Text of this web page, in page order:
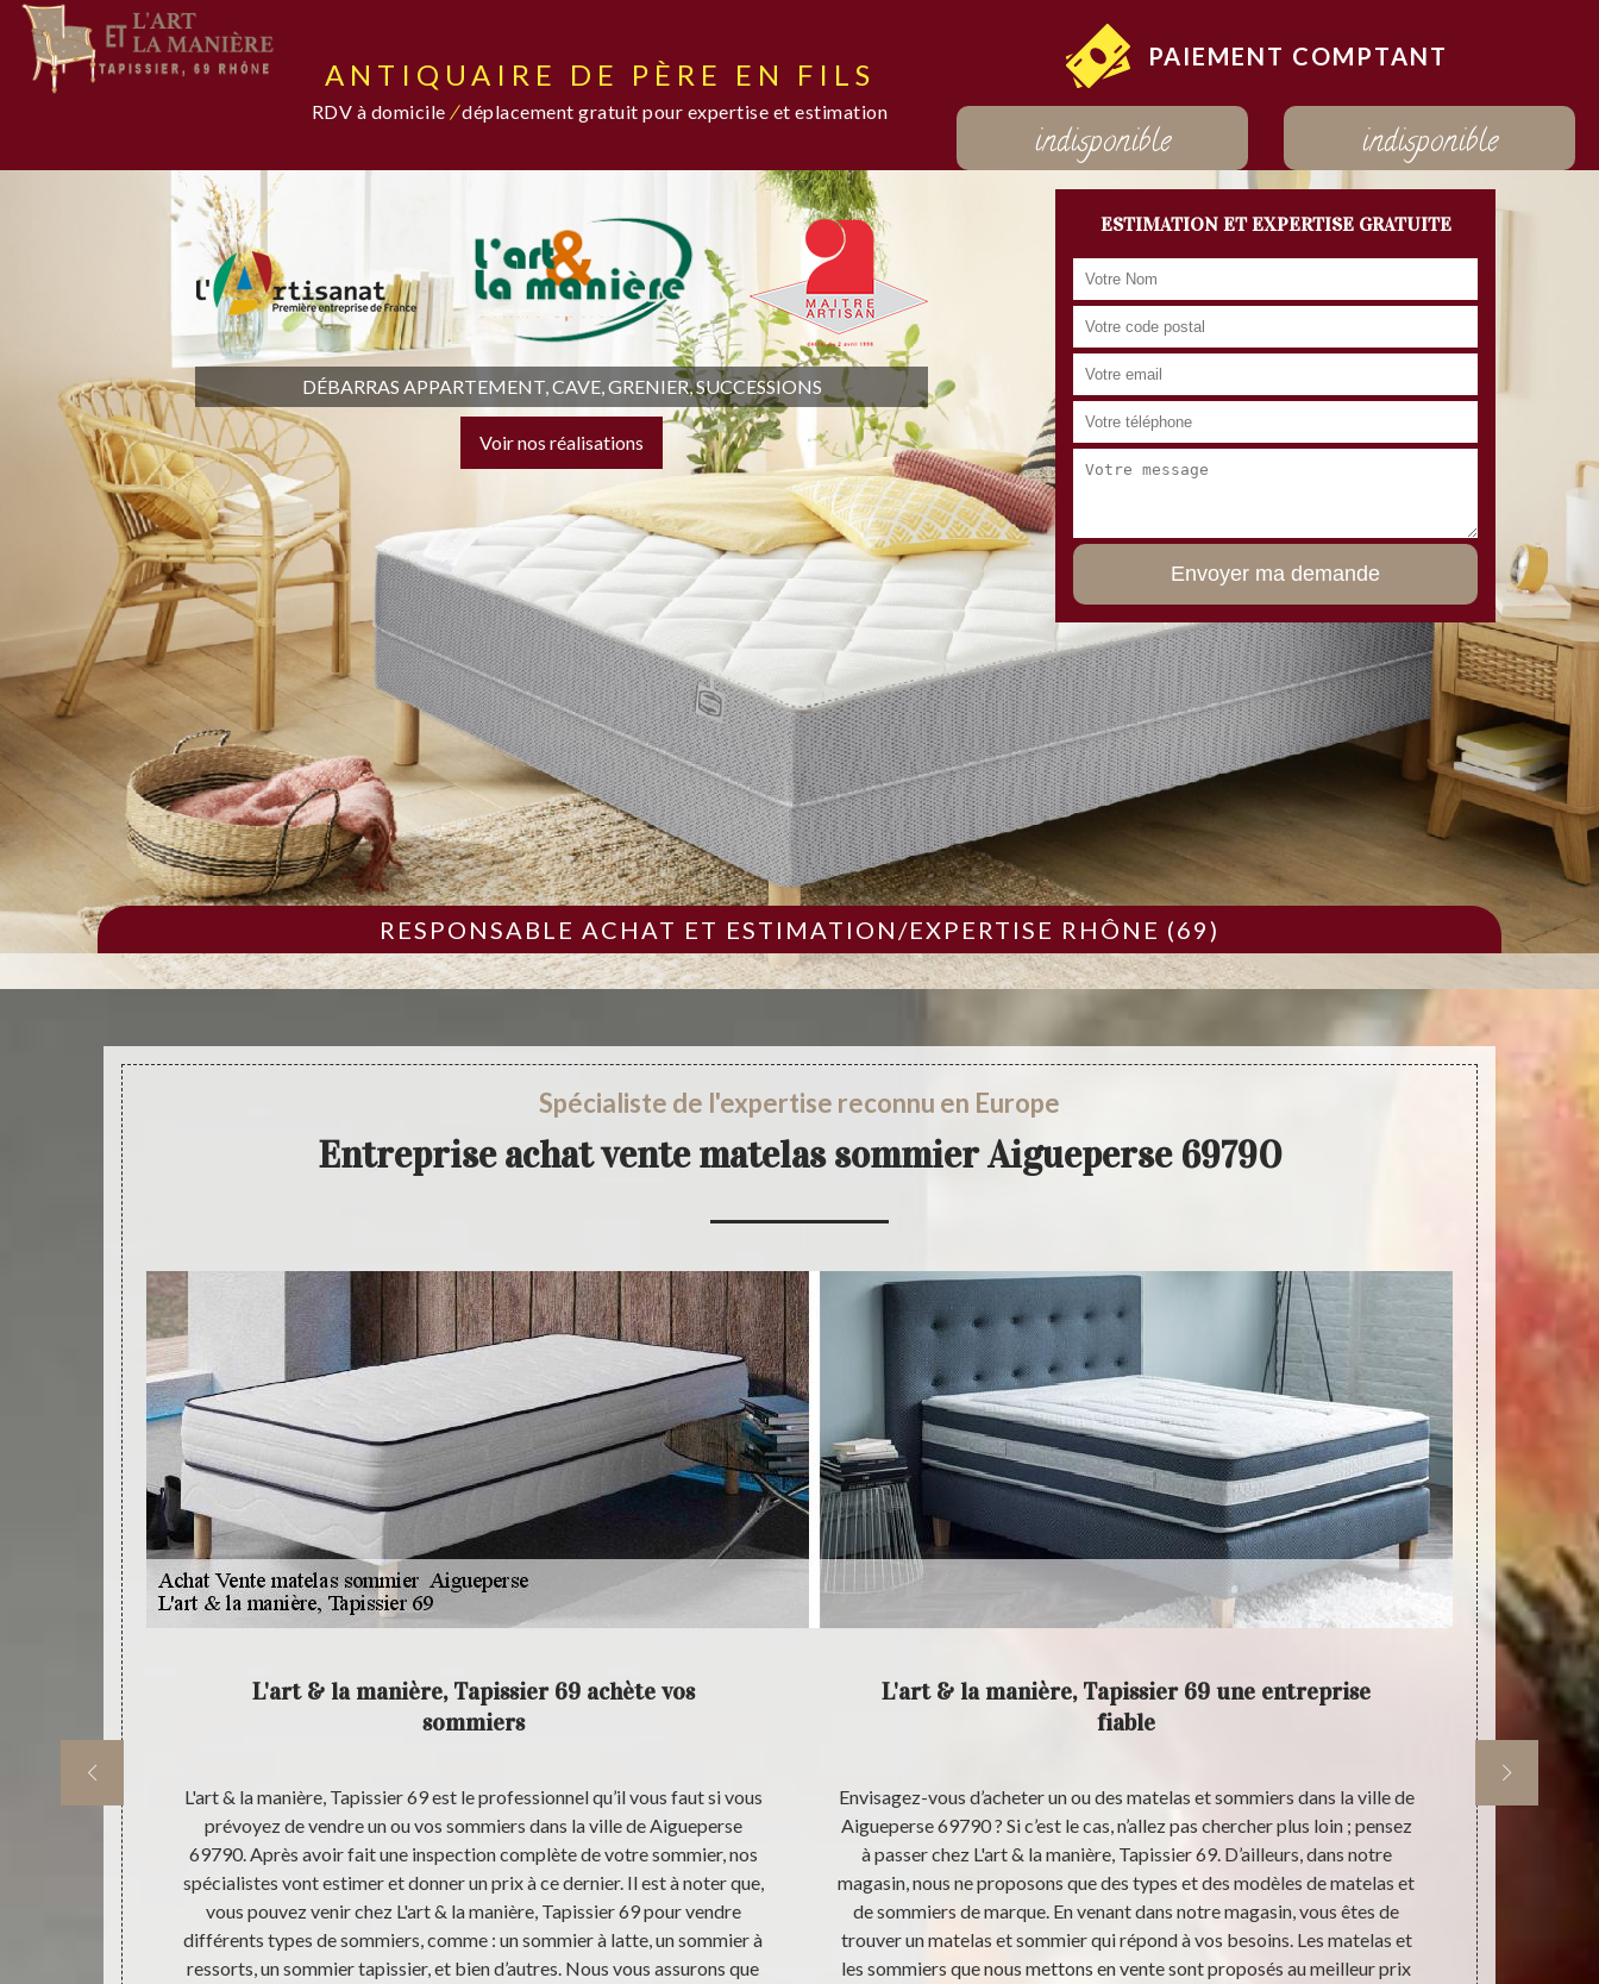
ANTIQUAIRE DE PÈRE EN FILS
RDV à domicile /déplacement gratuit pour expertise et estimation
PAIEMENT COMPTANT
indisponible indisponible
DÉBARRAS APPARTEMENT, CAVE, GRENIER, SUCCESSIONS
Voir nos réalisations
ESTIMATION ET EXPERTISE GRATUITE
RESPONSABLE ACHAT ET ESTIMATION/EXPERTISE RHÔNE (69)
Spécialiste de l'expertise reconnu en Europe
Entreprise achat vente matelas sommier Aigueperse 69790
L'art & la manière, Tapissier 69 achète vos
sommiers
L'art & la manière, Tapissier 69 est le professionnel qu’il vous faut si vous
prévoyez de vendre un ou vos sommiers dans la ville de Aigueperse
69790. Après avoir fait une inspection complète de votre sommier, nos
spécialistes vont estimer et donner un prix à ce dernier. Il est à noter que,
vous pouvez venir chez L'art & la manière, Tapissier 69 pour vendre
différents types de sommiers, comme : un sommier à latte, un sommier à
ressorts, un sommier tapissier, et bien d’autres. Nous vous assurons que
L'art & la manière, Tapissier 69 une entreprise
fiable
Envisagez-vous d’acheter un ou des matelas et sommiers dans la ville de
Aigueperse 69790 ? Si c’est le cas, n’allez pas chercher plus loin ; pensez
à passer chez L'art & la manière, Tapissier 69. D’ailleurs, dans notre
magasin, nous ne proposons que des types et des modèles de matelas et
de sommiers de marque. En venant dans notre magasin, vous êtes de
trouver un matelas et sommier qui répond à vos besoins. Les matelas et
les sommiers que nous mettons en vente sont proposés au meilleur prix
L'art